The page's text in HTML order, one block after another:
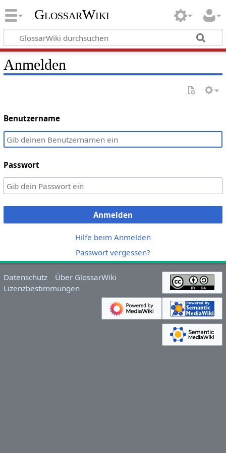
GlossarWiki
Anmelden
Benutzername
Passwort
Anmelden
Hilfe beim Anmelden
Passwort vergessen?
Datenschutz
Über GlossarWiki
Lizenzbestimmungen